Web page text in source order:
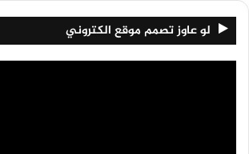
لو عاوز تصمم موقع الكتروني